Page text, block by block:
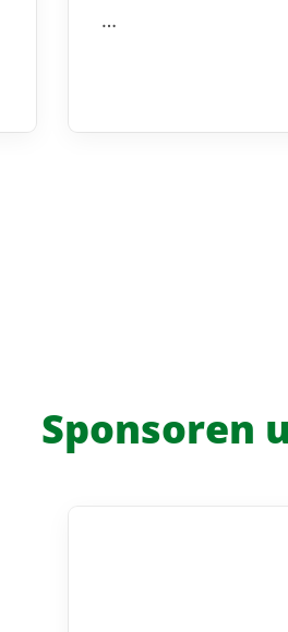
…
Sponsoren